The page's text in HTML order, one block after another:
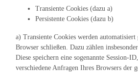
Transiente Cookies (dazu a)
Persistente Cookies (dazu b)
a) Transiente Cookies werden automatisiert
Browser schließen. Dazu zählen
Diese speichern eine sogenannte Session-
verschiedene Anfragen Ihres Browsers der